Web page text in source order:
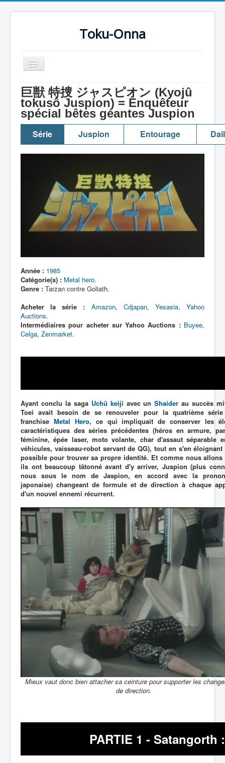
Toku-Onna
Basculer
la
navigation
Accueil
Toku-Actrices
Toku-Critiques
Séries
Films
Dessins
Artiste Asperger
Lexique
巨獣 特捜 ジャスピオン (Kyojû
tokusô Juspion) = Enquêteur
spécial bêtes géantes Juspion
Série Juspion Entourage
Année : 1985
Catégorie(s) : Metal hero.
Genre : Tarzan contre Goliath.
Acheter la série : Amazon, Cdjapan, Yesasia,Yahoo
Auctions.
Intermédiaires pour acheter sur Yahoo Auctions : Buyee,
Celga, Zenmarket.
Ayant conclu la saga Uchû keiji avec unShaider au succès
Toei avait besoin de se renouveler pour la quatrième
franchise Metal Hero, ce qui impliquait de conserver les
caractéristiques des séries précédentes (héros en armure,
féminine, épée laser, moto volante, char d'assaut séparable
véhicules, vaisseau-robot servant de QG), tout en s'en
possible pour trouver sa propre identité. Et comme nous
ils ont beaucoup tâtonné avant d'y arriver, Juspion (plus
nous sous le nom de Jaspion, en accord avec la
japonaise) changeant de formule et de direction à chaque
d'un nouvel ennemi récurrent.
Mieux vaut donc bien attacher sa ceinture pour supporter les
de direction.
PARTIE 1 -